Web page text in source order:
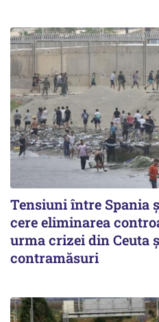
Tensiuni între Spania
cere eliminarea
urma crizei din Ceuta
contramăsuri